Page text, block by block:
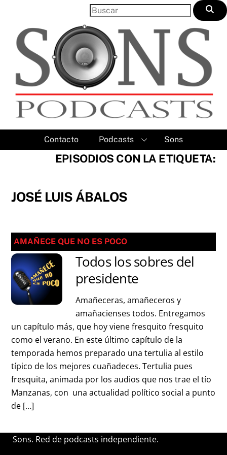
content
Contacto Podcasts Sons
EPISODIOS CON LA ETIQUETA:
JOSÉ LUIS ÁBALOS
AMAÑECE QUE NO ES POCO
Todos los sobres del
presidente
Amañeceras, amañeceros y
amañacienses todos. Entregamos
un capítulo más, que hoy viene fresquito fresquito
como el verano. En este último capítulo de la
temporada hemos preparado una tertulia al estilo
típico de los mejores cuañadeces. Tertulia pues
fresquita, animada por los audios que nos trae el tío
Manzanas, con una actualidad político social a punto
de […]
Sons. Red de podcasts independiente.